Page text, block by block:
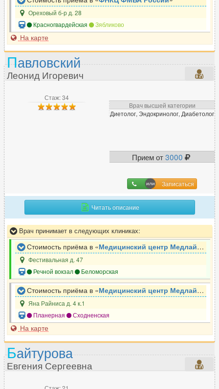
Э
Эмбриолог 38
Эндокринолог 519
Эпилептолог
Ореховый б-р д. 28
Красногвардейская
Зябликово
На карте
Стаж: 34
Врач высшей категории
Диетолог, Эндокринолог, Диабетолог
Прием от3000
Записаться
Павловский
Леонид Игоревич
Читать описание
Врач принимает в следующих клиниках:
Стоимость приёма в «Медицинский центр Медлайн-Сервис
Фестивальная д. 47
Речной вокзал
Беломорская
Стоимость приёма в «Медицинский центр Медлайн-Сервис
Яна Райниса д. 4 к.1
Планерная
Сходненская
На карте
Байтурова
Евгения Сергеевна